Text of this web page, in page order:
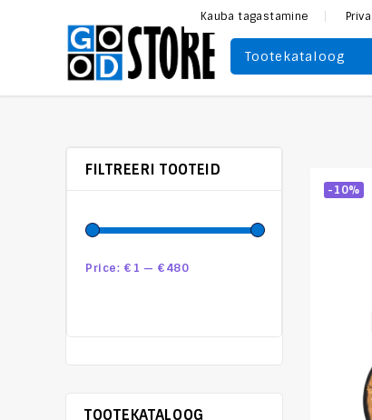
Kauba tagastamine
Tootekataloog
-10%
FILTREERI TOOTEID
Price: €1 — €480
TOOTEKATALOOG